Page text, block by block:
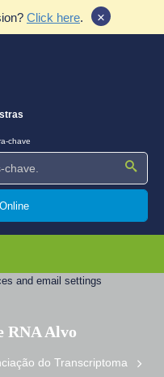
Click here. ×
chave
RNA Alvo
do Transcriptoma